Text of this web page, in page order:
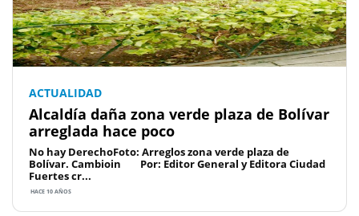
ACTUALIDAD
Alcaldía daña zona verde plaza de Bolívar
arreglada hace poco
No hay DerechoFoto: Arreglos zona verde plaza de
Bolívar. Cambioin Por: Editor General y Editora Ciudad
Fuertes cr...
HACE 10 AÑOS